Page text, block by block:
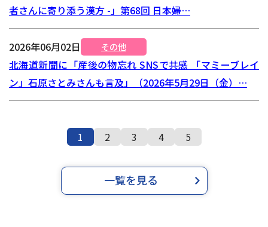
者さんに寄り添う漢方 -」第68回 日本婦…
2026年06月02日 その他
北海道新聞に「産後の物忘れ SNSで共感 「マミーブレイ
ン」石原さとみさんも言及」（2026年5月29日（金）…
1 2 3 4 5
一覧を見る